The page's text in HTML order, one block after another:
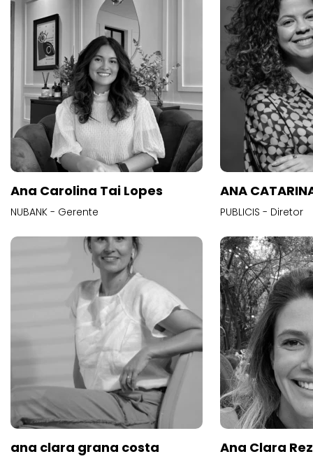
Ana Carolina Tai Lopes
NUBANK - Gerente
ANA
PUBLICIS - Diretor
ana clara grana costa Ana Clara